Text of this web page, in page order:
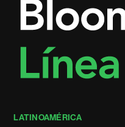
LATINOAMÉRICA